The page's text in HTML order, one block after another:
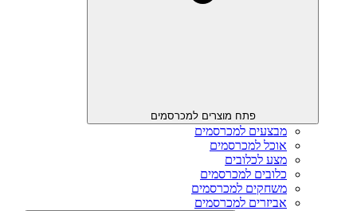
פתח מוצרים למכרסמים
מבצעים למכרסמים
אוכל למכרסמים
מצע לכלובים
כלובים למכרסמים
משחקים למכרסמים
אביזרים למכרסמים